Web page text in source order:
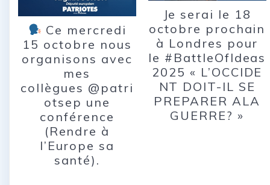
Ce mercredi
15 octobre nous
organisons avec
mes
collègues @patri
otsep une
conférence
(Rendre à
l’Europe sa
santé).
Je serai le 18
octobre prochain
à Londres pour
le #BattleOfIdeas
2025 « L’OCCIDE
NT DOIT-IL SE
PREPARER ALA
GUERRE? »